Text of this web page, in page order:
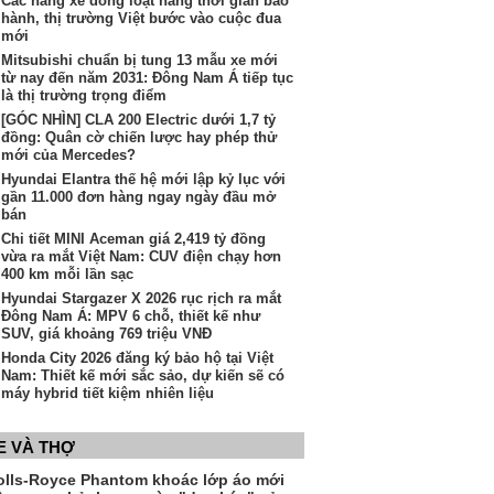
hành, thị trường Việt bước vào cuộc đua
mới
Mitsubishi chuẩn bị tung 13 mẫu xe mới
từ nay đến năm 2031: Đông Nam Á tiếp tục
là thị trường trọng điểm
[GÓC NHÌN] CLA 200 Electric dưới 1,7 tỷ
đồng: Quân cờ chiến lược hay phép thử
mới của Mercedes?
Hyundai Elantra thế hệ mới lập kỷ lục với
gần 11.000 đơn hàng ngay ngày đầu mở
bán
Chi tiết MINI Aceman giá 2,419 tỷ đồng
vừa ra mắt Việt Nam: CUV điện chạy hơn
400 km mỗi lần sạc
Hyundai Stargazer X 2026 rục rịch ra mắt
Đông Nam Á: MPV 6 chỗ, thiết kế như
SUV, giá khoảng 769 triệu VNĐ
Honda City 2026 đăng ký bảo hộ tại Việt
Nam: Thiết kế mới sắc sảo, dự kiến sẽ có
máy hybrid tiết kiệm nhiên liệu
VÀ THỢ
Royce Phantom khoác lớp áo mới